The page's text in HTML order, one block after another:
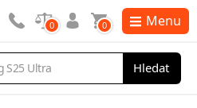
Hledat
0 0 Menu